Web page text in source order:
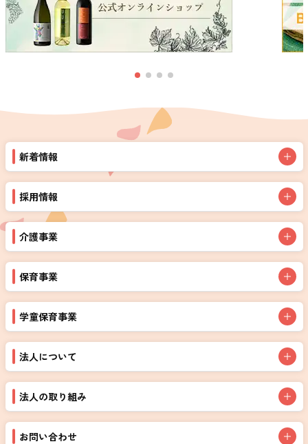
新着情報
採用情報
介護事業
保育事業
学童保育事業
法人について
法人の取り組み
お問い合わせ